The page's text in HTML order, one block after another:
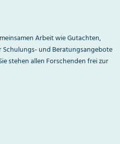
Arbeit wie Gutachten,
und Beratungsangebote
stehen allen Forschenden frei zur